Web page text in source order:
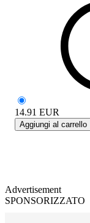
14.91 EUR
Aggiungi al carrello
Advertisement
SPONSORIZZATO